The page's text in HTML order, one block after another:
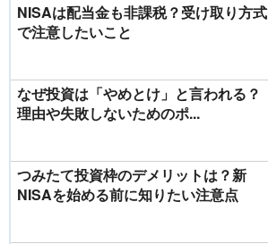
NISAは配当金も非課税？受け取り方式
で注意したいこと
なぜ投資は「やめとけ」と言われる？
理由や失敗しないためのポ...
つみたて投資枠のデメリットは？新
NISAを始める前に知りたい注意点